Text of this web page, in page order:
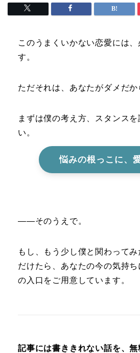
このうまくいかない恋愛には、
す。
ただそれは、あなたがダメだか
まずは僕の考え方、スタンス
い。
悩みの根っこに、
――そのうえで。
もし、もう少し僕と関わって
だけたら、あなたの今の気持
の入口をご用意しています。
記事には書ききれない話を、